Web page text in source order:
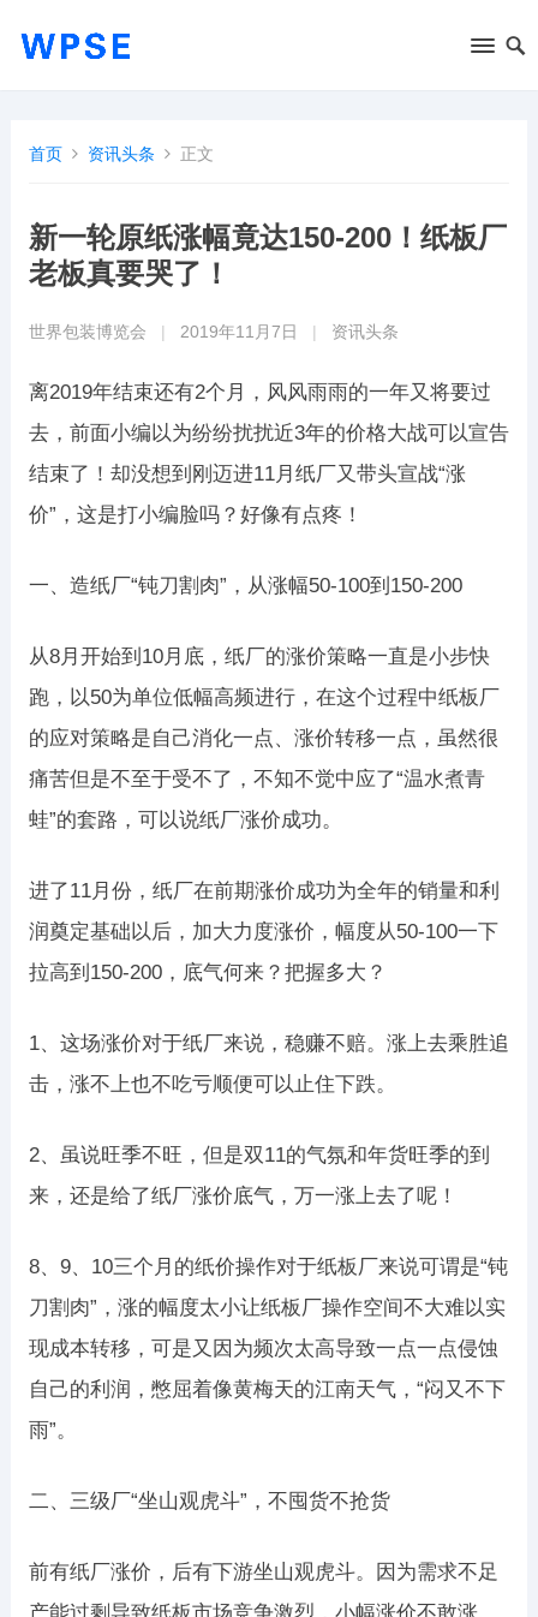
首页 资讯头条 正文
新一轮原纸涨幅竟达150-200！纸板厂
老板真要哭了！
世界包装博览会 2019年11月7日 资讯头条
离2019年结束还有2个月，风风雨雨的一年又将要过
去，前面小编以为纷纷扰扰近3年的价格大战可以宣告
结束了！却没想到刚迈进11月纸厂又带头宣战“涨
价”，这是打小编脸吗？好像有点疼！
一、造纸厂“钝刀割肉”，从涨幅50-100到150-200
从8月开始到10月底，纸厂的涨价策略一直是小步快
跑，以50为单位低幅高频进行，在这个过程中纸板厂
的应对策略是自己消化一点、涨价转移一点，虽然很
痛苦但是不至于受不了，不知不觉中应了“温水煮青
蛙”的套路，可以说纸厂涨价成功。
进了11月份，纸厂在前期涨价成功为全年的销量和利
润奠定基础以后，加大力度涨价，幅度从50-100一下
拉高到150-200，底气何来？把握多大？
1、这场涨价对于纸厂来说，稳赚不赔。涨上去乘胜追
击，涨不上也不吃亏顺便可以止住下跌。
2、虽说旺季不旺，但是双11的气氛和年货旺季的到
来，还是给了纸厂涨价底气，万一涨上去了呢！
8、9、10三个月的纸价操作对于纸板厂来说可谓是“钝
刀割肉”，涨的幅度太小让纸板厂操作空间不大难以实
现成本转移，可是又因为频次太高导致一点一点侵蚀
自己的利润，憋屈着像黄梅天的江南天气，“闷又不下
雨”。
二、三级厂“坐山观虎斗”，不囤货不抢货
前有纸厂涨价，后有下游坐山观虎斗。因为需求不足